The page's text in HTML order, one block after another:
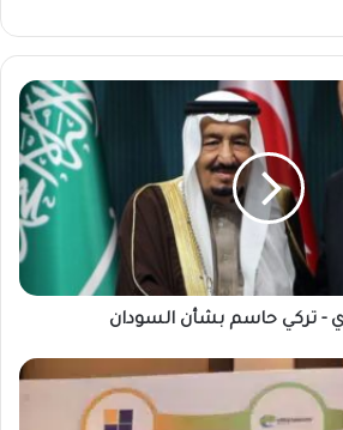
- تركي حاسم بشأن السودان